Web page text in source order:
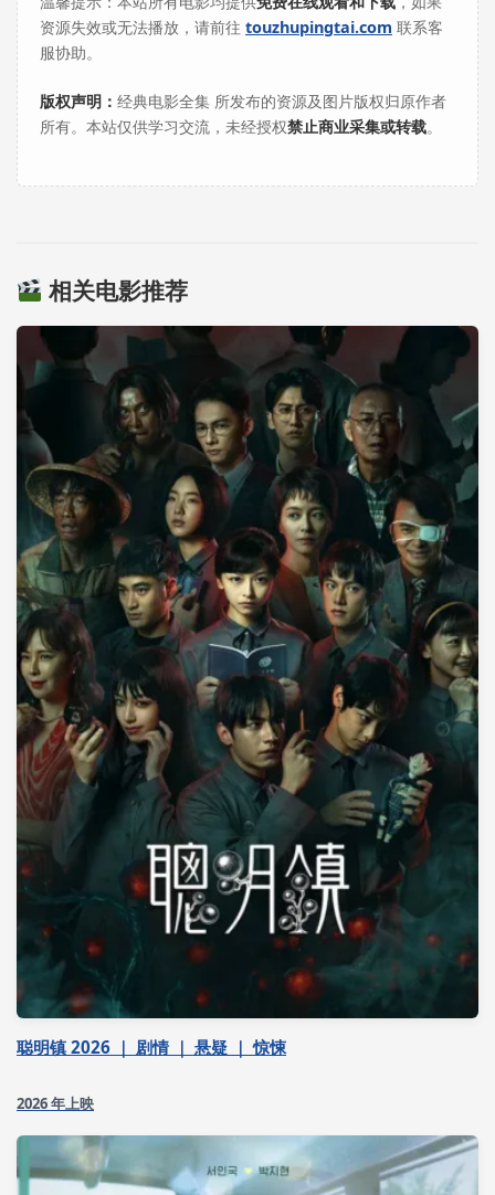
资源失效或无法播放，请前往 touzhupingtai.com 联系客
服协助。
版权声明： 经典电影全集 所发布的资源及图片版权归原作者
所有。本站仅供学习交流，未经授权禁止商业采集或转载。
相关电影推荐
聪明镇 2026 ｜ 剧情 ｜ 悬疑 ｜ 惊悚
2026 年上映